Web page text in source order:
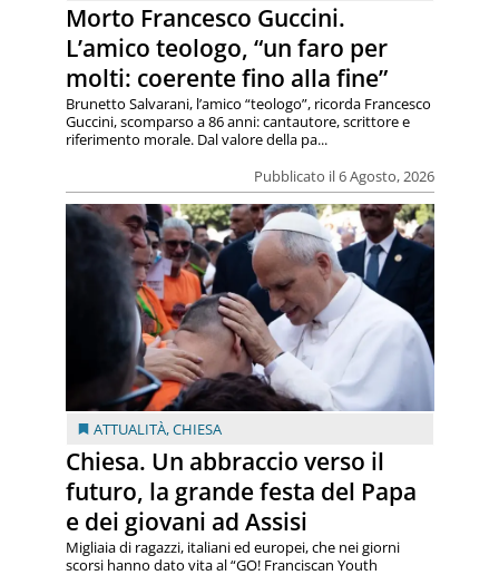
Morto Francesco Guccini.
L’amico teologo, “un faro per
molti: coerente fino alla fine”
Pubblicato il 6 Agosto, 2026
Brunetto Salvarani, l’amico “teologo”, ricorda Francesco
Guccini, scomparso a 86 anni: cantautore, scrittore e
riferimento morale. Dal valore della pa...
ATTUALITÀ,CHIESA
Chiesa. Un abbraccio verso il
futuro, la grande festa del Papa
e dei giovani ad Assisi
Migliaia di ragazzi, italiani ed europei, che nei giorni
scorsi hanno dato vita al “GO! Franciscan Youth